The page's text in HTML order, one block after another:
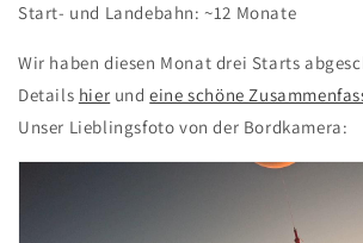
Start- und Landebahn: ~12 Monate
Wir haben diesen Monat drei Starts
Details hier und eine schöne
Unser Lieblingsfoto von der Bordkamera: